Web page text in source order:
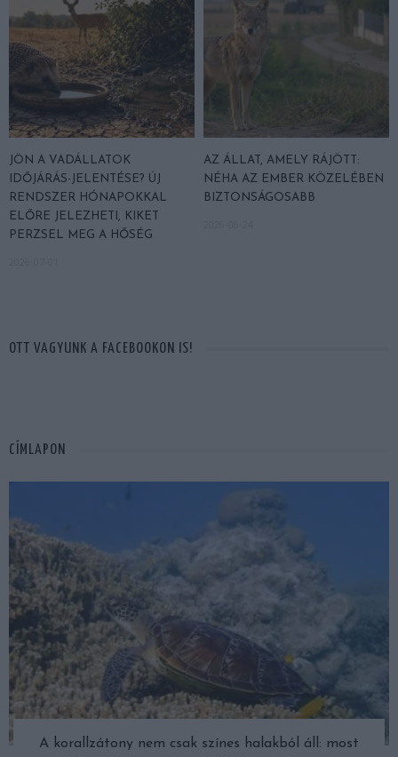
JÖN A VADÁLLATOK
IDŐJÁRÁS-JELENTÉSE? ÚJ
RENDSZER HÓNAPOKKAL
ELŐRE JELEZHETI, KIKET
PERZSEL MEG A HŐSÉG
AZ ÁLLAT, AMELY RÁJÖTT:
NÉHA AZ EMBER KÖZELÉBEN
BIZTONSÁGOSABB
OTT VAGYUNK A FACEBOOKON IS!
CÍMLAPON
A korallzátony nem csak színes halakból áll: most